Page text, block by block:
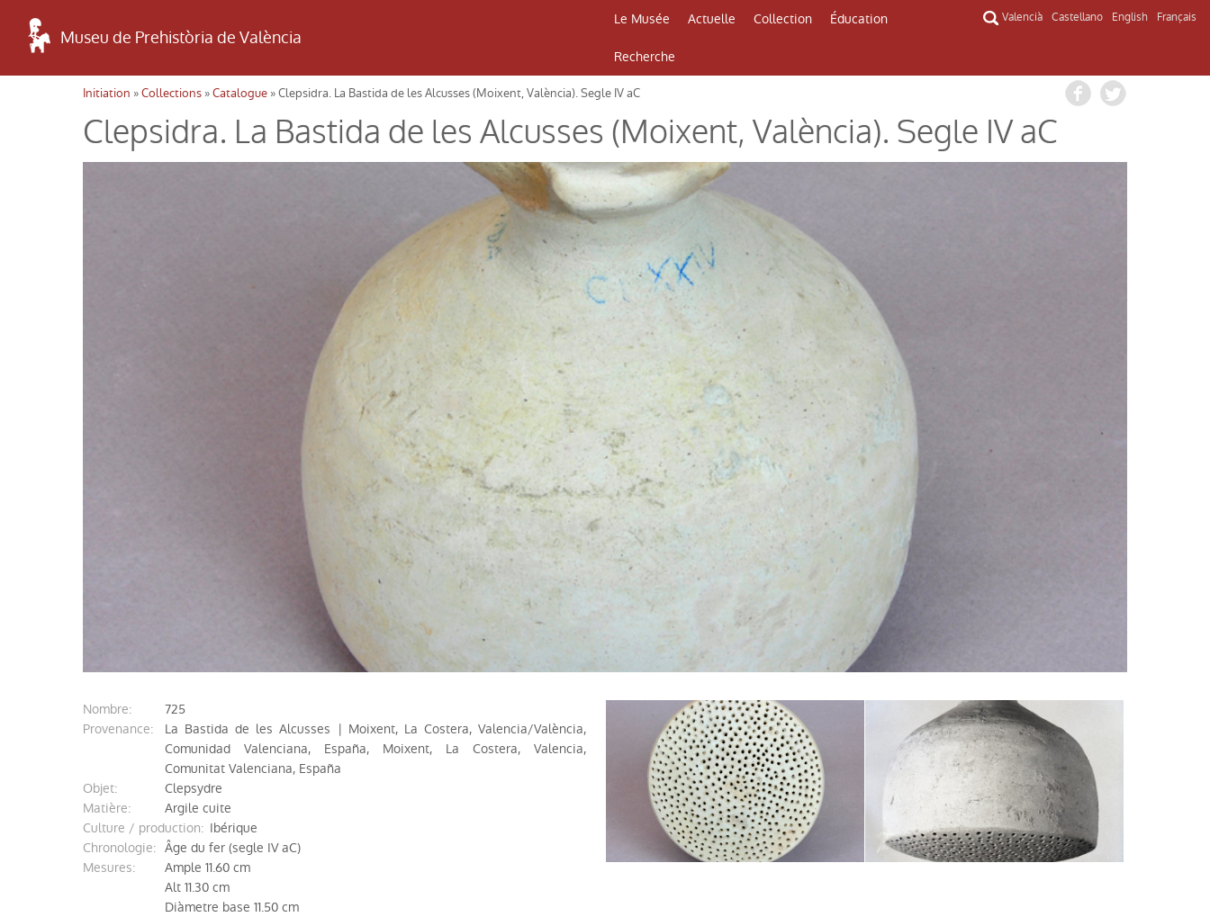
Museu de Prehistòria de València
Le Musée Actuelle Collection Éducation
Recherche
Valencià Castellano English Français
Usted está aquí
Initiation »Collections »Catalogue » Clepsidra. La Bastida de les Alcusses (Moixent, València). Segle IV aC
Clepsidra. La Bastida de les Alcusses (Moixent, València). Segle IV aC
nombre:
725
provenance:
La Bastida de les Alcusses | Moixent, La Costera, Valencia/València,
Comunidad Valenciana, España, Moixent, La Costera, Valencia,
Comunitat Valenciana, España
objet:
Clepsydre
matière:
Argile cuite
Culture / production: Ibérique
chronologie: Âge du fer (segle IV aC)
mesures:
Ample 11.60 cm
Alt 11.30 cm
Diàmetre base 11.50 cm